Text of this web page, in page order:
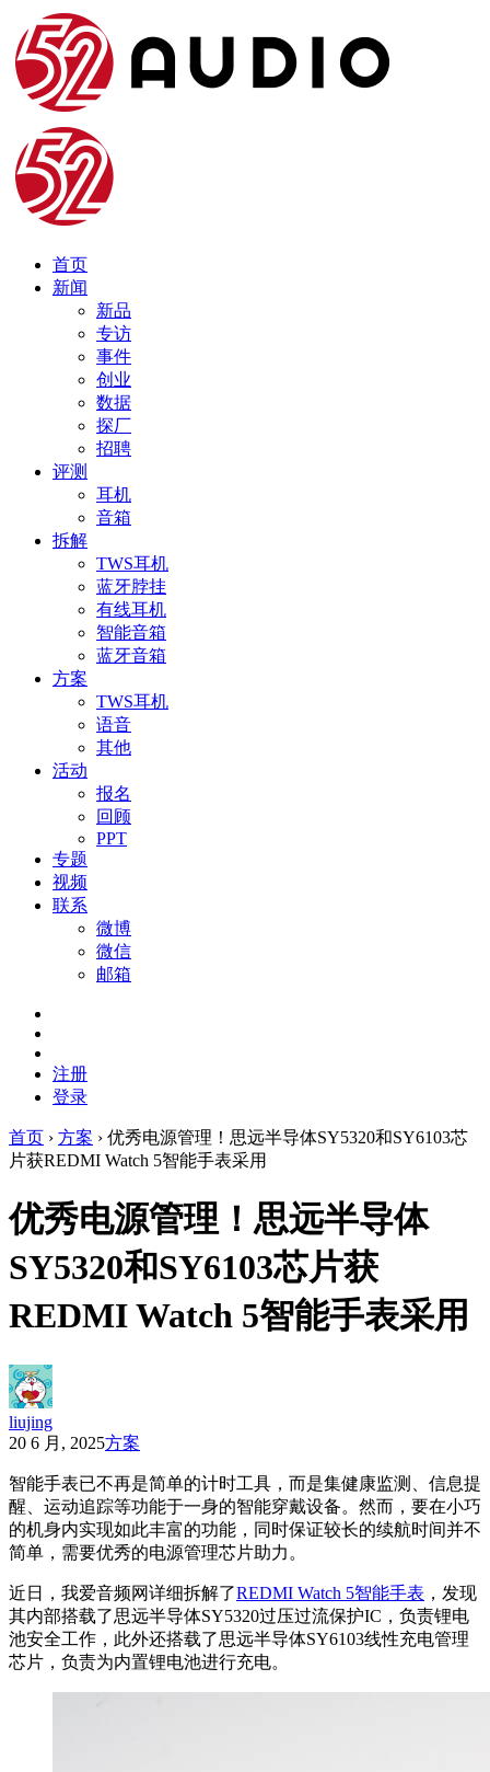
首页
新闻
新品
专访
事件
创业
数据
探厂
招聘
评测
耳机
音箱
拆解
TWS耳机
蓝牙脖挂
有线耳机
智能音箱
蓝牙音箱
方案
TWS耳机
语音
其他
活动
报名
回顾
PPT
专题
视频
联系
微博
微信
邮箱
注册
登录
首页 › 方案 › 优秀电源管理！思远半导体SY5320和SY6103芯
片获REDMI Watch 5智能手表采用
优秀电源管理！思远半导体
SY5320和SY6103芯片获
REDMI Watch 5智能手表采用
liujing
20 6 月, 2025方案
智能手表已不再是简单的计时工具，而是集健康监测、信息提
醒、运动追踪等功能于一身的智能穿戴设备。然而，要在小巧
的机身内实现如此丰富的功能，同时保证较长的续航时间并不
简单，需要优秀的电源管理芯片助力。
近日，我爱音频网详细拆解了REDMI Watch 5智能手表 ，发现
其内部搭载了思远半导体SY5320过压过流保护IC，负责锂电
池安全工作，此外还搭载了思远半导体SY6103线性充电管理
芯片，负责为内置锂电池进行充电。